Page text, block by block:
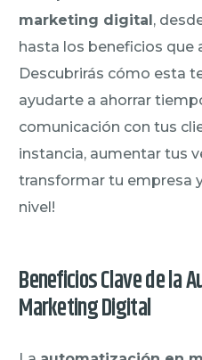
marketing digital,
hasta los beneficios que
Descubrirás cómo esta
ayudarte a ahorrar
comunicación con tus
instancia, aumentar tus
transformar tu empresa
nivel!
Beneficios Clave de la
Marketing Digital